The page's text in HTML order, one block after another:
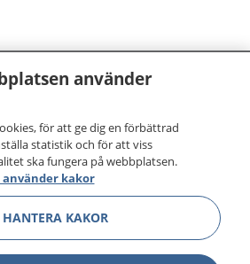
din hälsa och vård
om hälsa och information om
mottagningar du kan kontakta.
använder
för att ge dig en förbättrad
statistik och för att viss
ska fungera på webbplatsen.
använder kakor
HANTERA KAKOR